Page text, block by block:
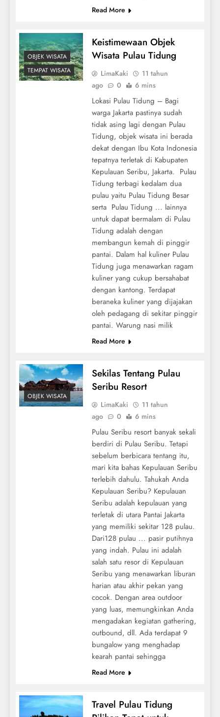
Read More
OBJEK WISATA
TEMPAT WISATA
Keistimewaan Objek
Wisata Pulau Tidung
LimaKaki
11 tahun
ago
0 6 mins
Lokasi Pulau Tidung – Bagi
warga Jakarta pastinya sudah
tidak asing lagi dengan Pulau
Tidung, objek wisata ini berada
dekat dengan Ibu Kota Indonesia
tepatnya terletak di Kabupaten
Kepulauan Seribu, Jakarta. Pulau
Tidung terbagi kedalam dua
pulau yaitu Pulau Tidung Besar
serta Pulau Tidung ... lainnya
untuk dapat bermalam di Pulau
Tidung adalah dengan
membangun kemah di pinggir
pantai. Dalam hal kuliner Pulau
Tidung juga menawarkan ragam
kuliner yang cukup bersahabat
dengan kantong. Terdapat
beraneka kuliner yang dijajakan
oleh pedagang di sekitar pinggir
pantai. Warung nasi milik
Read More
OBJEK WISATA
Sekilas Tentang Pulau
Seribu Resort
LimaKaki
11 tahun
ago
0 6 mins
Pulau Seribu resort banyak sekali
berdiri di Pulau Seribu. Tetapi
sebelum berbicara tentang itu,
mari kita bahas Kepulauan Seribu
terlebih dahulu. Tahukah Anda
Kepulauan Seribu? Kepulauan
Seribu adalah kepulauan yang
terletak di utara Pantai Jakarta
yang memiliki sekitar 128 pulau.
Dari128 pulau ... pasir putihnya
yang indah. Pulau ini adalah
salah satu resor di Kepulauan
Seribu yang menawarkan liburan
harian atau akhir pekan yang
cocok. Dengan area outdoor
yang luas, memungkinkan Anda
mengadakan kegiatan gathering,
outbound, dll. Ada terdapat 9
bungalow yang menghadap
kearah pantai sehingga
Read More
Travel Pulau Tidung